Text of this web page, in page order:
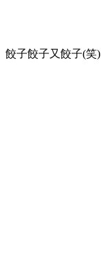
餃子餃子又餃子(笑)